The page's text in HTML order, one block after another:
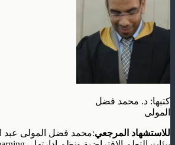
كتبها: د. محمد فضل
المولى
للاستشهاد المرجعي